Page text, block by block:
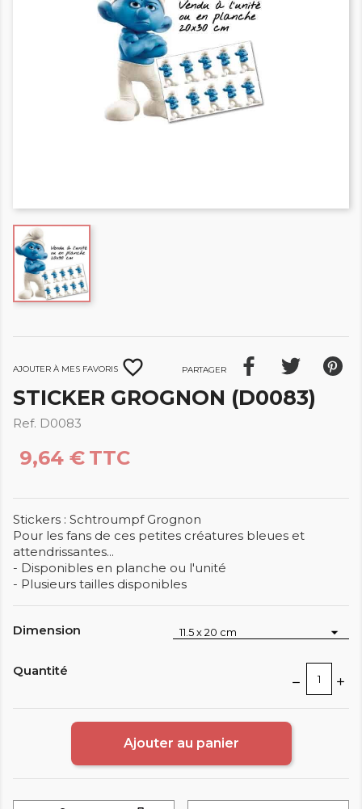
Ajouter à mes favoris favorite_border Partager
STICKER GROGNON (D0083)
Ref. D0083
9,64 € TTC
Stickers : Schtroumpf Grognon
Pour les fans de ces petites créatures bleues et
attendrissantes...
- Disponibles en planche ou l'unité
- Plusieurs tailles disponibles
Dimension
Quantité
Ajouter au panier